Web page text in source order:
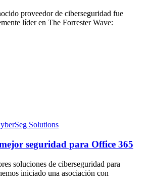
proveedor de ciberseguridad fue
líder en The Forrester Wave:
SolutionsCyberSeg
seguridad para Office 365
soluciones de ciberseguridad para
iniciado una asociación con